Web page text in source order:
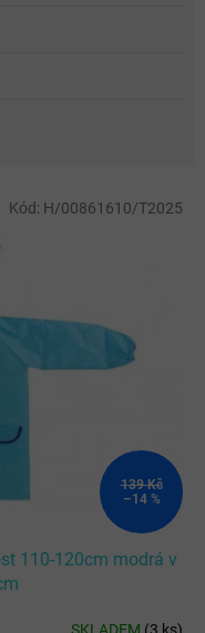
139 Kč
–14 %
110-120cm modrá v
Kód: H/00861610/T2025